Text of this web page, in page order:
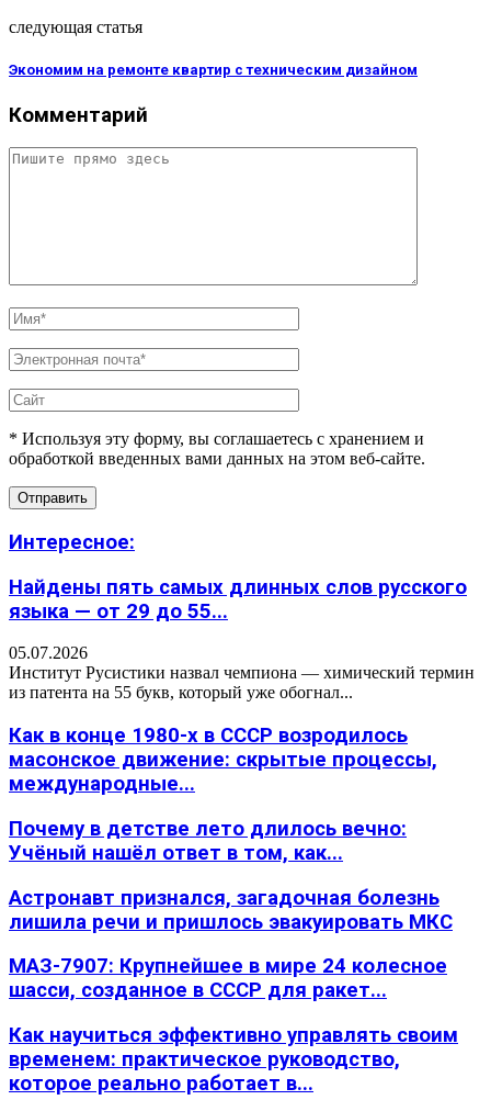
следующая статья
Экономим на ремонте квартир с техническим дизайном
Комментарий
* Используя эту форму, вы соглашаетесь с хранением и
обработкой введенных вами данных на этом веб-сайте.
Интересное:
Найдены пять самых длинных слов русского
языка — от 29 до 55...
05.07.2026
Институт Русистики назвал чемпиона — химический термин
из патента на 55 букв, который уже обогнал...
Как в конце 1980-х в СССР возродилось
масонское движение: скрытые процессы,
международные...
Почему в детстве лето длилось вечно:
Учёный нашёл ответ в том, как...
Астронавт признался, загадочная болезнь
лишила речи и пришлось эвакуировать МКС
МАЗ-7907: Крупнейшее в мире 24 колесное
шасси, созданное в СССР для ракет...
Как научиться эффективно управлять своим
временем: практическое руководство,
которое реально работает в...